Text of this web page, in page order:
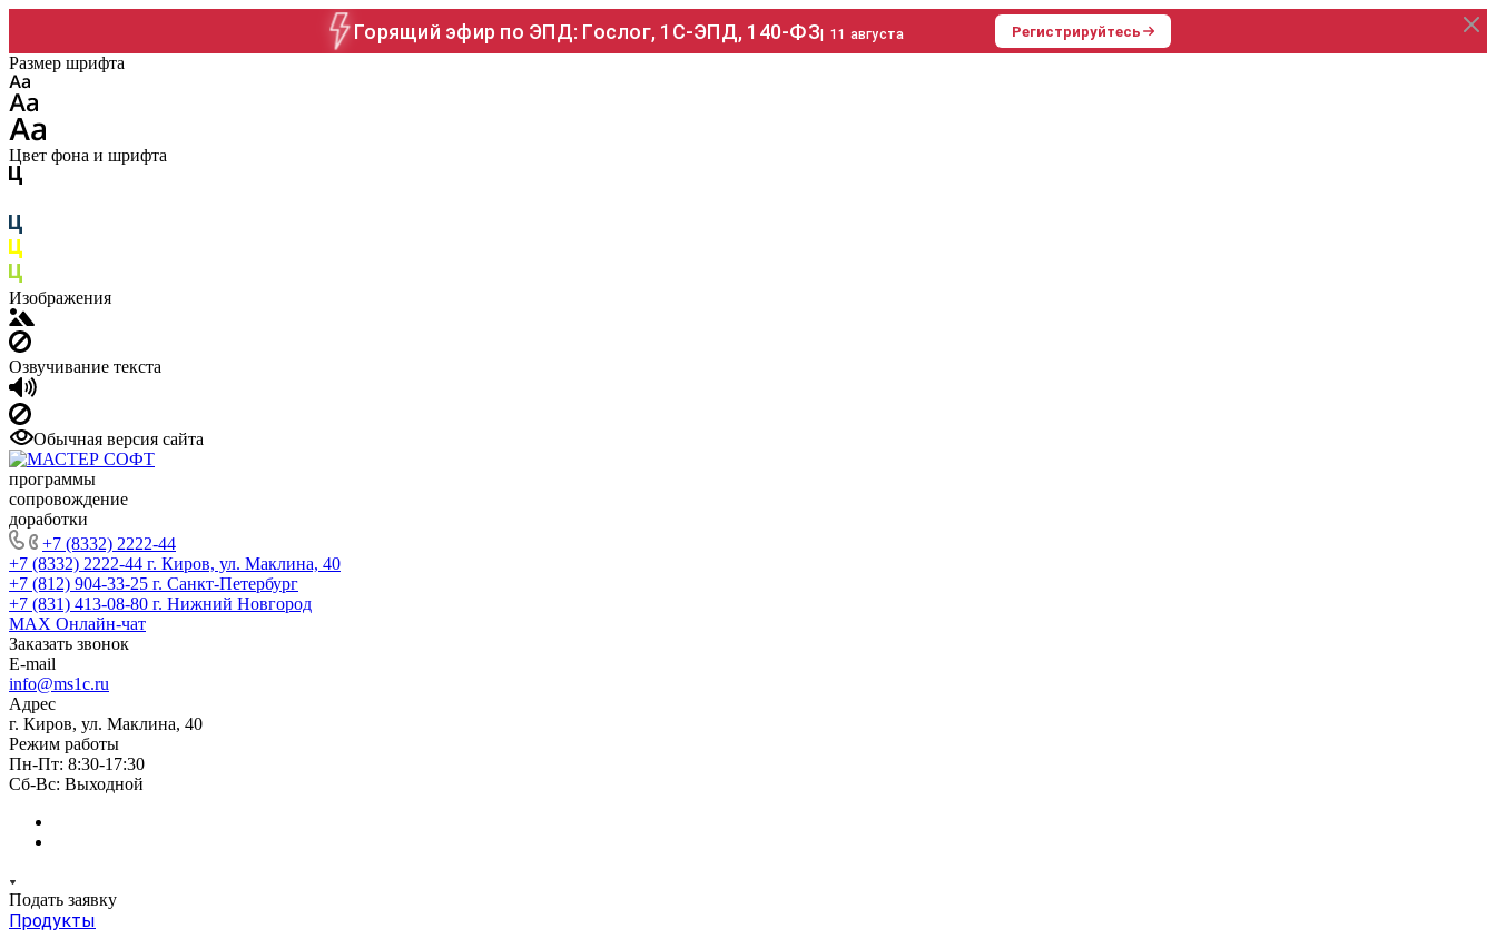
Горящий эфир по ЭПД: Гослог, 1С-ЭПД, 140-ФЗ| 11 августа Регистрируйтесь
Размер шрифта
Цвет фона и шрифта
Изображения
Озвучивание текста
Обычная версия сайта
программы
сопровождение
доработки
+7 (8332) 2222-44
+7 (8332) 2222-44 г. Киров, ул. Маклина, 40
+7 (812) 904-33-25 г. Санкт-Петербург
+7 (831) 413-08-80 г. Нижний Новгород
MAX Онлайн-чат
Заказать звонок
E-mail
info@ms1c.ru
Адрес
г. Киров, ул. Маклина, 40
Режим работы
Пн-Пт: 8:30-17:30
Cб-Вс: Выходной
Подать заявку
Продукты